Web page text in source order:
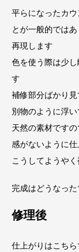
平らになったカ
とが一般的では
再現します
色を使う際は少
す
補修部分ばかり見
別物のように浮
天然の素材です
感がないように
こうしてようや
完成はどうなっ
修理後
仕上がりはこち